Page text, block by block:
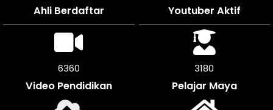
Ahli Berdaftar Youtuber Aktif
7212
Video Pendidikan
3606
Pelajar Maya